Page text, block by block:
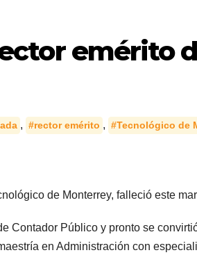
emérito
, #rector emérito , #Tecnológico de
de Monterrey, falleció este
Contador Público y pronto se
en Administración con